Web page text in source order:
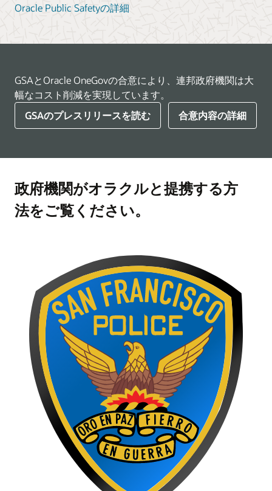
Oracle Public Safetyの詳細
GSAとOracle OneGovの合意により、連邦政府機関は大
幅なコスト削減を実現しています。
GSAのプレスリリースを読む
合意内容の詳細
政府機関がオラクルと提携する方
法をご覧ください。